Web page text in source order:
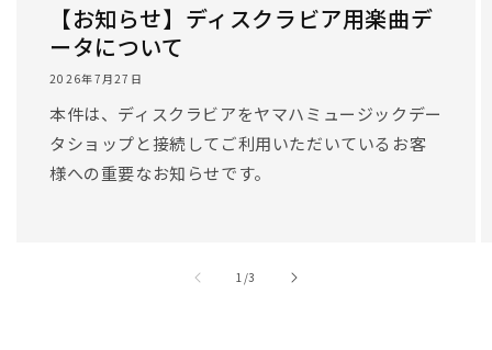
【お知らせ】ディスクラビア用楽曲デ
ータについて
2026年7月27日
本件は、ディスクラビアをヤマハミュージックデー
タショップと接続してご利用いただいているお客
様への重要なお知らせです。
1 //3